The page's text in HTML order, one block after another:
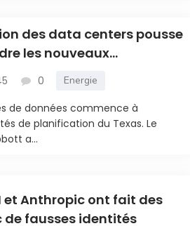
des data centers pousse
les nouveaux
0 Energie
de données commence à
de planification du Texas. Le
a...
et Anthropic ont fait des
fausses identités